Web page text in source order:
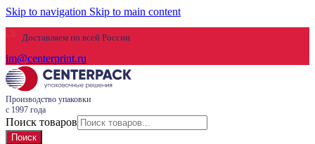
Skip to navigation Skip to main content
Доставляем по всей России
im@centerprint.ru
Производство упаковки
с 1997 года
Поиск товаров
Поиск